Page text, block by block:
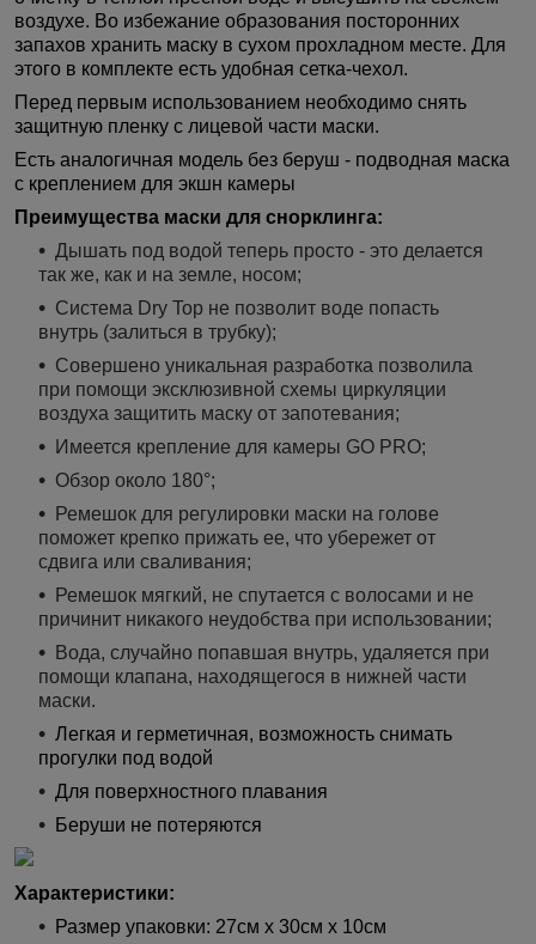
воздухе. Во избежание образования посторонних
запахов хранить маску в сухом прохладном месте. Для
этого в комплекте есть удобная сетка-чехол.
Перед первым использованием необходимо снять
защитную пленку с лицевой части маски.
Есть аналогичная модель без беруш - подводная маска
с креплением для экшн камеры
Преимущества маски для снорклинга:
Дышать под водой теперь просто - это делается
так же, как и на земле, носом;
Система Dry Top не позволит воде попасть
внутрь (залиться в трубку);
Совершено уникальная разработка позволила
при помощи эксклюзивной схемы циркуляции
воздуха защитить маску от запотевания;
Имеется крепление для камеры GO PRO;
Обзор около 180°;
Ремешок для регулировки маски на голове
поможет крепко прижать ее, что убережет от
сдвига или сваливания;
Ремешок мягкий, не спутается с волосами и не
причинит никакого неудобства при использовании;
Вода, случайно попавшая внутрь, удаляется при
помощи клапана, находящегося в нижней части
маски.
Легкая и герметичная, возможность снимать
прогулки под водой
Для поверхностного плавания
Беруши не потеряются
Характеристики:
Размер упаковки: 27см x 30см x 10см